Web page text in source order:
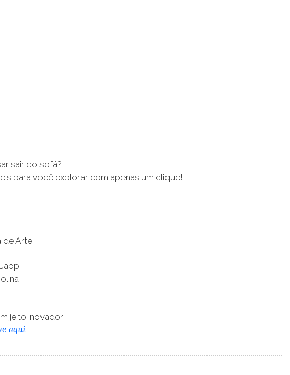
sair do sofá?
para você explorar com apenas um clique!
de Arte
jeito inovador
aqui